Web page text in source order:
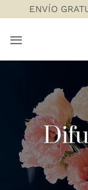
al
contenido
ENVÍO